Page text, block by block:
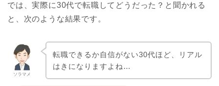
では、実際に30代で転職してどうだった？と聞かれる
と、次のような結果です。
ソラマメ
転職できるか自信がない30代ほど、リアル
はきになりますよね…